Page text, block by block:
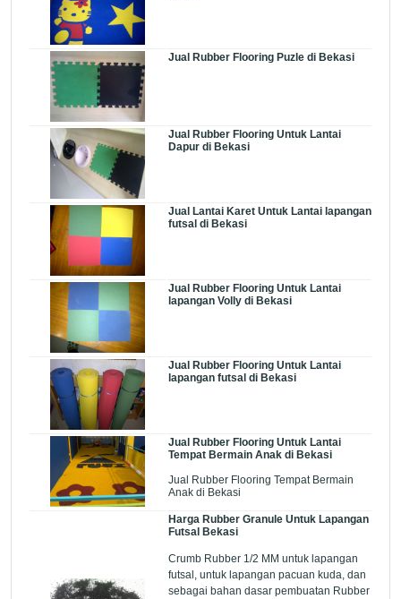
Jual Rubber Flooring Puzle di Bekasi
Jual Rubber Flooring Untuk Lantai
Dapur di Bekasi
Jual Lantai Karet Untuk Lantai lapangan
futsal di Bekasi
Jual Rubber Flooring Untuk Lantai
lapangan Volly di Bekasi
Jual Rubber Flooring Untuk Lantai
lapangan futsal di Bekasi
Jual Rubber Flooring Untuk Lantai
Tempat Bermain Anak di Bekasi
Jual Rubber Flooring Tempat Bermain
Anak di Bekasi
Harga Rubber Granule Untuk Lapangan
Futsal Bekasi
Crumb Rubber 1/2 MM untuk lapangan
futsal, untuk lapangan pacuan kuda, dan
sebagai bahan dasar pembuatan Rubber